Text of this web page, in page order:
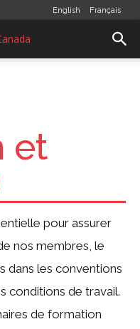
English Français
et
pour assurer
nos membres, le
dans les conventions
conditions de travail.
de formation